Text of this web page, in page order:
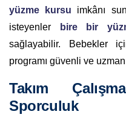
yüzme kursu imkânı
isteyenler
bire bir
sağlayabilir. Bebekler
programı güvenli ve
Takım
Sporculuk